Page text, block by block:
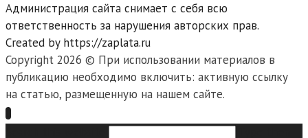
Администрация сайта снимает с себя всю
ответственность за нарушения авторских прав.
Created by https://zaplata.ru
Copyright 2026 © При использовании материалов в
публикацию необходимо включить: активную ссылку
на статью, размещенную на нашем сайте.